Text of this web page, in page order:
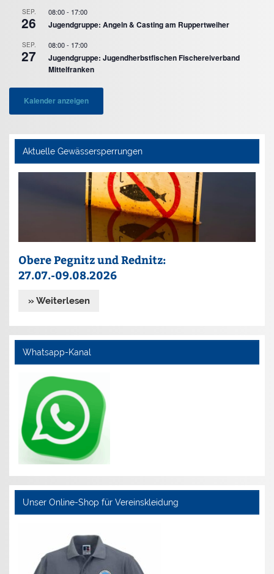
SEP.
26
08:00- 17:00
Jugendgruppe: Angeln & Casting am Ruppertweiher
SEP.
27
08:00- 17:00
Jugendgruppe: Jugendherbstfischen Fischereiverband
Mittelfranken
Kalender anzeigen
Aktuelle Gewässersperrungen
Obere Pegnitz und Rednitz:
27.07.-09.08.2026
» Weiterlesen
Whatsapp-Kanal
Unser Online-Shop für Vereinskleidung